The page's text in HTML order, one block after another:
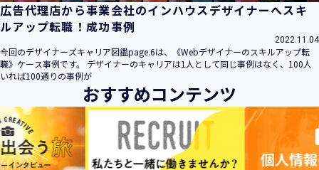
広告代理店から事業会社のインハウスデザイナーへスキ
ルアップ転職！成功事例
2022.11.04
今回のデザイナーズキャリア図鑑page.6は、《Webデザイナーのスキルアップ転
職》ケース事例です。 デザイナーのキャリアは1人として同じ事例はなく、100人
いれば100通りの事例が
おすすめコンテンツ